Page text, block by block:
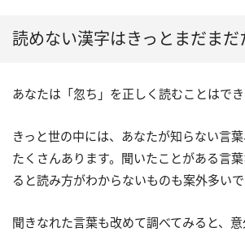
読めない漢字はきっとまだまだ
あなたは「忽ち」を正しく読むことはで
きっと世の中には、あなたが知らない言
たくさんあります。聞いたことがある言
ると読み方がわからないものも案外多いで
聞きなれた言葉も改めて調べてみると、